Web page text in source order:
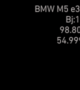
BMW M5